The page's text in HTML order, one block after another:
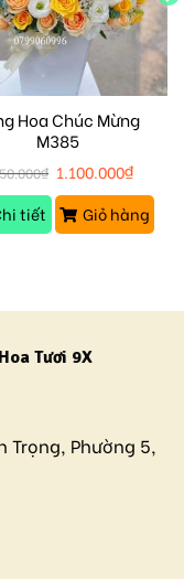
Hoa Chúc Mừng
M385
₫ 1.100.000₫
tiết
Giỏ hàng
Tươi 9X
Trọng, Phường 5,